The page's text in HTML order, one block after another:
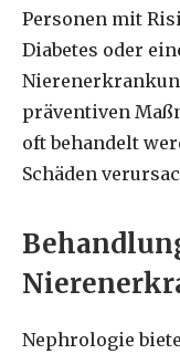
Personen mit
Diabetes oder
präventiven
oft behandelt
Schäden
Nephrologie